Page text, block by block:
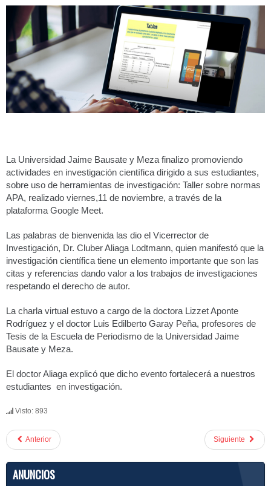
La Universidad Jaime Bausate y Meza finalizo promoviendo
actividades en investigación científica dirigido a sus estudiantes,
sobre uso de herramientas de investigación: Taller sobre normas
APA, realizado viernes,11 de noviembre, a través de la
plataforma Google Meet.
Las palabras de bienvenida las dio el Vicerrector de
Investigación, Dr. Cluber Aliaga Lodtmann, quien manifestó que la
investigación científica tiene un elemento importante que son las
citas y referencias dando valor a los trabajos de investigaciones
respetando el derecho de autor.
La charla virtual estuvo a cargo de la doctora Lizzet Aponte
Rodríguez y el doctor Luis Edilberto Garay Peña, profesores de
Tesis de la Escuela de Periodismo de la Universidad Jaime
Bausate y Meza.
El doctor Aliaga explicó que dicho evento fortalecerá a nuestros
estudiantes en investigación.
Visto: 893
Anterior Siguiente
ANUNCIOS